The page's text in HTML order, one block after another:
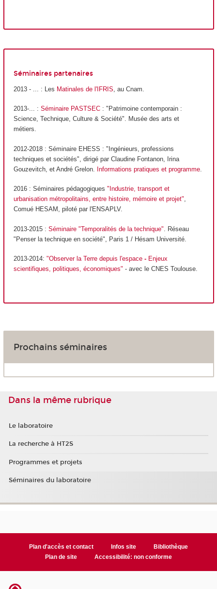
Séminaires partenaires
2013 - ... : Les Matinales de l'IFRIS , au Cnam.
2013-... : Séminaire PASTSEC : "Patrimoine contemporain :
Science, Technique, Culture & Société". Musée des arts et
métiers.
2012-2018 : Séminaire EHESS : "Ingénieurs, professions
techniques et sociétés", dirigé par Claudine Fontanon, Irina
Gouzevitch, et André Grelon.
Informations pratiques et programme
2016 : Séminaires pédagogiques "Industrie, transport et
urbanisation métropolitains, entre histoire, mémoire et projet",
Comué HESAM, piloté par l'ENSAPLV.
2013-2015 : Séminaire "Temporalités de la technique" . Réseau
"Penser la technique en société", Paris 1 / Hésam Université.
2013-2014: "Observer la Terre depuis l'espace - Enjeux
scientifiques, politiques, économiques" - avec le CNES Toulouse.
Prochains séminaires
Dans la même rubrique
Le laboratoire
La recherche à HT2S
Programmes et projets
Séminaires du laboratoire
Plan d'accès et contact Infos site
Bibliothèque
Plan de site
Accessibilité: non conforme